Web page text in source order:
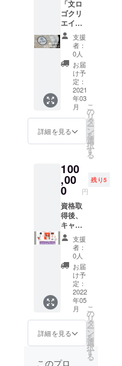
きで可
愛くて
仕方あ
りませ
ん。 大
切にご
使用い
ただけ
る方に
貰われ
ると、
です。
ご支援
いいた
しま
す。
支援よ
ろしく
お願い
いたし
ます！
見てか
らご選
択くだ
さい。
以下
URLは
随時更
新して
おりま
す。も
し更新
の都合
で被り
が生じ
先着順
となり
ます。
くださ
い。 素
人が作
成して
いるも
のなの
で、既
製品と
違い小
傷等が
ある場
合がご
ざいま
す。
一点も
し今回
のご支
援が届
かず、
お届け
予定の
日に資
格取得
が間に
合わな
い場合
でも、
何年か
かって
ます。
必ず実
施しま
すの
で、
待って
いてく
ださ
い！！
もし私
の資格
取得に
時間が
かか
り、ご
支援者
様のご
連絡先
場合
「文ロ
ゴクリ
エイ
ター」
として
実際に
お仕事
をいた
だいて
います
が、同
じよう
にロゴ
を作成
し納品
細なヒ
アリン
グから
始ま
り、ロ
ゴのご
提案、
修正、
納品ま
で。 納
品は、
イラス
トレー
ターの
ロゴ
データ
とjpg画
像、png
画像の3
す。 こ
支援
者：
0人
お届
け予
定：
2021
年03
月
詳細を見る
こ
の
リ
タ
ー
ン
を
選
択
す
る
100
,00
0 円
残り5
資格取
得後、
キャリ
アコン
サルタ
ントと
してあ
なたの
いる場
所まで
お伺い
し、一
緒に
「あな
たがや
こと」
支援
者：
0人
お届
け予
定：
2022
年05
月
詳細を見る
こ
の
リ
タ
ー
ン
を
選
択
す
る
このプロ